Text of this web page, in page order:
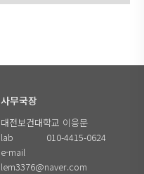
사무국장
대전보건대학교 이응문
lab
010-4415-0624
e-mail
lem3376@naver.com